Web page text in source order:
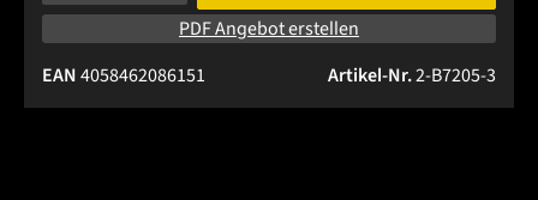
PDF Angebot erstellen
Artikel-Nr.2-B7205-3
EAN4058462086151